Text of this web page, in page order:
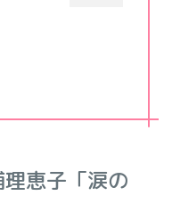
恵子「涙の